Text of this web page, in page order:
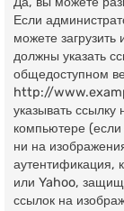
Если
можете
должны указать
общедоступном
http://
указывать
компьютере
ни на
аутентификация,
или Yahoo,
ссылок на